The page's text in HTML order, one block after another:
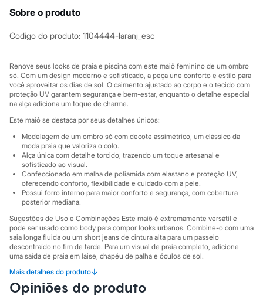
Bonés e Chapéus
Cintos
Calçados
Botas
Chinelos
Rasteirinhas
Sandálias
Sapatilhas
Marcas
City
Clock House
Mindset
Sawary
Yessica
Moda esportiva
Acessórios
Blusas
Calçados
Leggings
Shorts e Bermudas
Tops
Moda íntima
Calcinhas
Cintas e Modeladores
Sobre o produto
Codigo do produto: 1104444-laranj_esc
Renove seus looks de praia e piscina com este maiô feminino de um ombro
só. Com um design moderno e sofisticado, a peça une conforto e estilo para
você aproveitar os dias de sol. O caimento ajustado ao corpo e o tecido com
proteção UV garantem segurança e bem-estar, enquanto o detalhe especial
na alça adiciona um toque de charme.
Este maiô se destaca por seus detalhes únicos:
Modelagem de um ombro só com decote assimétrico, um clássico da
moda praia que valoriza o colo.
Alça única com detalhe torcido, trazendo um toque artesanal e
sofisticado ao visual.
Confeccionado em malha de poliamida com elastano e proteção UV,
oferecendo conforto, flexibilidade e cuidado com a pele.
Possui forro interno para maior conforto e segurança, com cobertura
posterior mediana.
Sugestões de Uso e Combinações Este maiô é extremamente versátil e
pode ser usado como body para compor looks urbanos. Combine-o com uma
saia longa fluida ou um short jeans de cintura alta para um passeio
descontraído no fim de tarde. Para um visual de praia completo, adicione
uma saída de praia em laise, chapéu de palha e óculos de sol.
A gente se encontra na C&A! ❤/38
A Modelo veste tamanho P.
Mais detalhes do produto↓
Opiniões do produto